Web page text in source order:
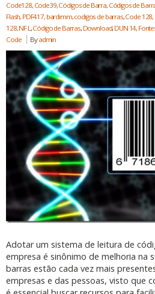
Code128, Code39, Códigos de Barra, Códigos de
Flash, PDF417, bardimm, codigos de barras,Code 128,
128, NF L ,Código de Barras, Download, DUN 14,
Code
Byadmin
Adotar um sistema de leitura de
empresa é sinônimo de melhoria na
barras estão cada vez mais
empresas e das pessoas, visto que